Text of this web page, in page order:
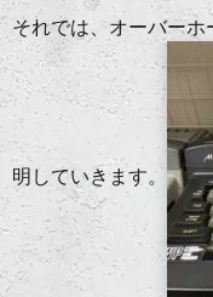
それでは、オーバー
明していきます。